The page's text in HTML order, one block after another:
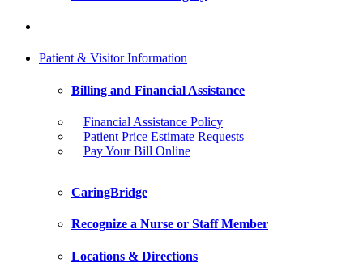
Patient & Visitor Information
Billing and Financial Assistance
Financial Assistance Policy
Patient Price Estimate Requests
Pay Your Bill Online
CaringBridge
Recognize a Nurse or Staff Member
Locations & Directions